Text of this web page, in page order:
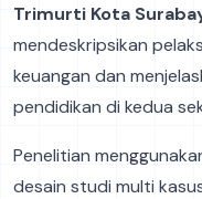
Trimurti Kota
mendeskripsikan
keuangan dan
pendidikan di kedua
Penelitian
desain studi multi